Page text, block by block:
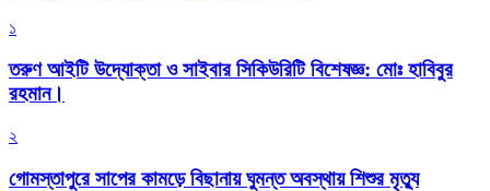
১
তরুণ আইটি উদ্যোক্তা ও সাইবার সিকিউরিটি বিশেষজ্ঞ: মোঃ হাবিবুর
রহমান।
২
গোমস্তাপুরে সাপের কামড়ে বিছানায় ঘুমন্ত অবস্থায় শিশুর মৃত্যু